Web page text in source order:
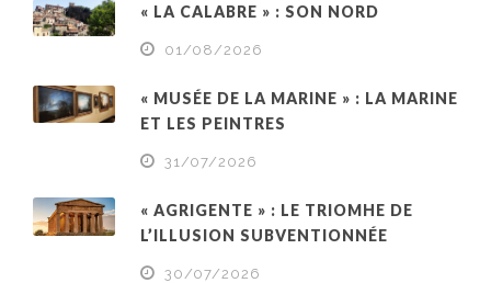
« LA CALABRE » : SON NORD
01/08/2026
« MUSÉE DE LA MARINE » : LA MARINE
ET LES PEINTRES
31/07/2026
« AGRIGENTE » : LE TRIOMHE DE
L’ILLUSION SUBVENTIONNÉE
30/07/2026